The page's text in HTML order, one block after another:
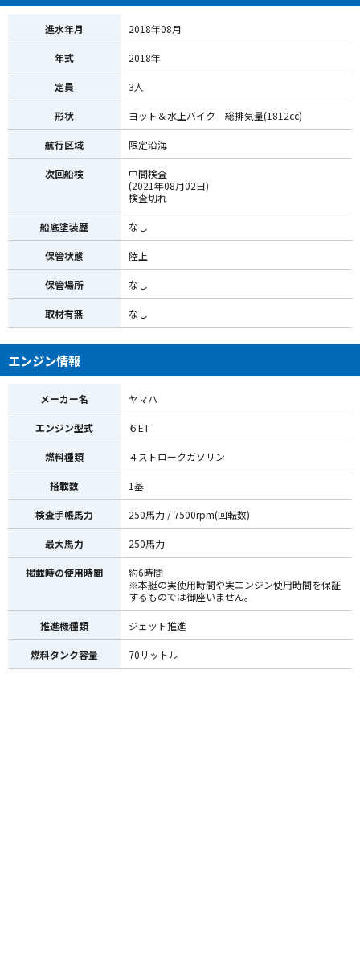
進水年月 2018年08月
年式 2018年
定員 3人
形状 ヨット＆水上バイク 総排気量(1812cc)
航行区域 限定沿海
次回船検
中間検査
(2021年08月02日)
検査切れ
船底塗装歴 なし
保管状態 陸上
保管場所 なし
取材有無 なし
エンジン情報
メーカー名 ヤマハ
エンジン型式 ６ET
燃料種類 ４ストロークガソリン
搭載数 1基
検査手帳馬力 250馬力 / 7500rpm(回転数)
最大馬力 250馬力
掲載時の使用時間
約6時間
※本艇の実使用時間や実エンジン使用時間を保証
するものでは御座いません。
推進機種類 ジェット推進
燃料タンク容量 70リットル